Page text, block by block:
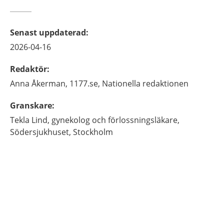
Senast uppdaterad:
2026-04-16
Redaktör:
Anna Åkerman, 1177.se, Nationella redaktionen
Granskare:
Tekla Lind, gynekolog och förlossningsläkare,
Södersjukhuset, Stockholm